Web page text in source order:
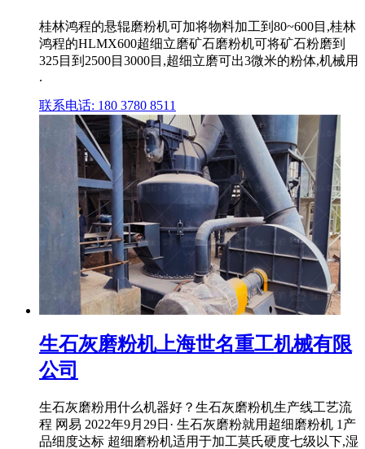
桂林鸿程的悬辊磨粉机可加将物料加工到80~600目,桂林
鸿程的HLMX600超细立磨矿石磨粉机可将矿石粉磨到
325目到2500目3000目,超细立磨可出3微米的粉体,机械用
.
联系电话: 180 3780 8511
生石灰磨粉机上海世名重工机械有限
公司
生石灰磨粉用什么机器好？生石灰磨粉机生产线工艺流
程 网易 2022年9月29日· 生石灰磨粉就用超细磨粉机 1产
品细度达标 超细磨粉机适用于加工莫氏硬度七级以下,湿